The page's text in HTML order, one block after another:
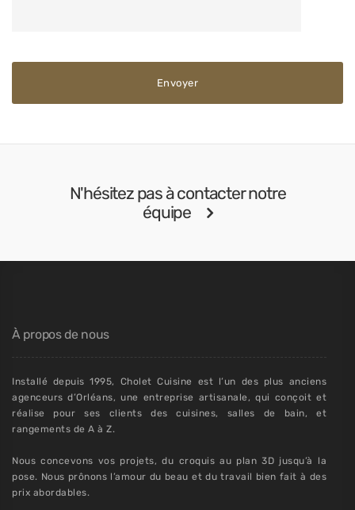
N'hésitez pas à contacter notre
équipe
À propos de nous
Installé depuis 1995, Cholet Cuisine est l’un des plus anciens
agenceurs d’Orléans, une entreprise artisanale, qui conçoit et
réalise pour ses clients des cuisines, salles de bain, et
rangements de A à Z.
Nous concevons vos projets, du croquis au plan 3D jusqu’à la
pose. Nous prônons l’amour du beau et du travail bien fait à des
prix abordables.